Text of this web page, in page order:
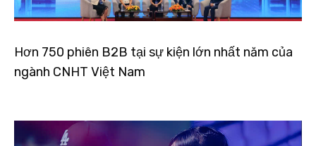
Hơn 750 phiên B2B tại sự kiện lớn nhất năm của
ngành CNHT Việt Nam